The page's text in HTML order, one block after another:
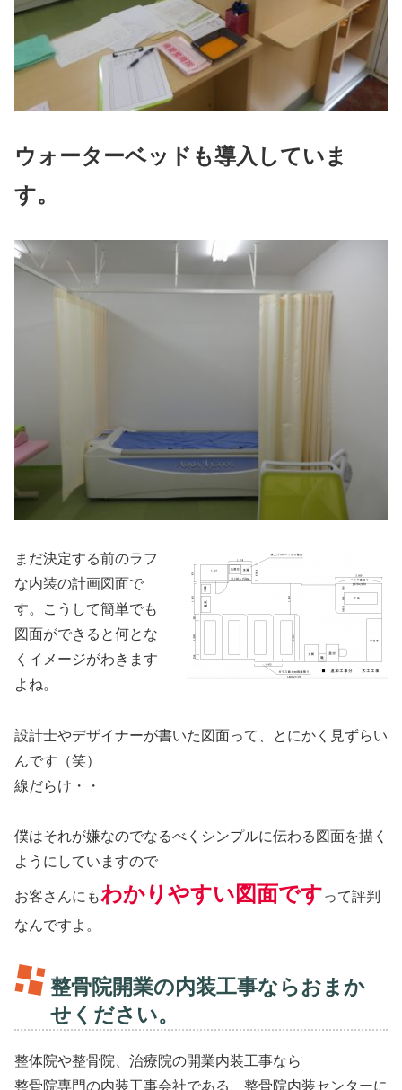
ウォーターベッドも導入していま
す。
まだ決定する前のラフ
な内装の計画図面で
す。こうして簡単でも
図面ができると何とな
くイメージがわきます
よね。
設計士やデザイナーが書いた図面って、とにかく見ずらい
んです（笑）
線だらけ・・
僕はそれが嫌なのでなるべくシンプルに伝わる図面を描く
ようにしていますので
お客さんにもわかりやすい図面ですって評判
なんですよ。
整骨院開業の内装工事ならおまか
せください。
整体院や整骨院、治療院の開業内装工事なら
整骨院専門の内装工事会社である、整骨院内装センターに